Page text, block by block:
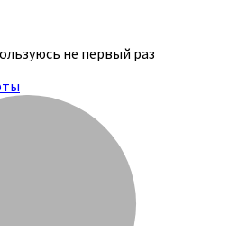
не первый раз